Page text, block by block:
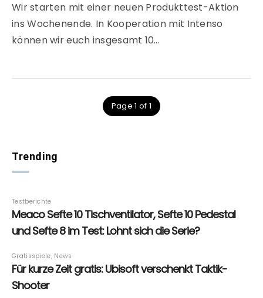
Wir starten mit einer neuen Produkttest-Aktion
ins Wochenende. In Kooperation mit Intenso
können wir euch insgesamt 10…
Page 1 of 1
Trending